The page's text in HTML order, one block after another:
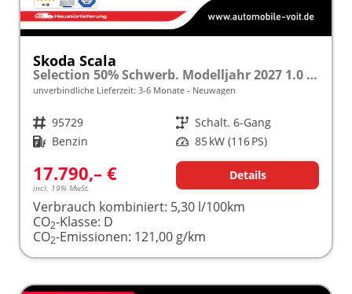
Skoda Scala
Selection 50% Schwerb. Modelljahr 2027 1.0 TSI 85kW (116PS) "Sonderangebot bei Schwerbehinderung" SHZ/LED/TEMPOMAT frei konfigurierbar!
unverbindliche Lieferzeit: 3-6 Monate Neuwagen
Fahrzeugnr. 95729 Getriebe Schalt. 6-Gang
Kraftstoff Benzin Leistung 85 kW (116 PS)
17.790,– €
incl. 19% MwSt.
Details
Verbrauch kombiniert: 5,30 l/100km
CO2-Klasse: D
CO2-Emissionen: 121,00 g/km